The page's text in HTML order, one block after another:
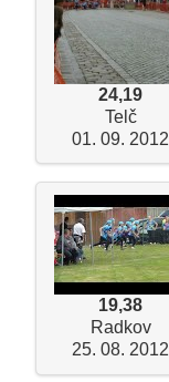
24,19
Telč
01. 09. 2012
19,38
Radkov
25. 08. 2012